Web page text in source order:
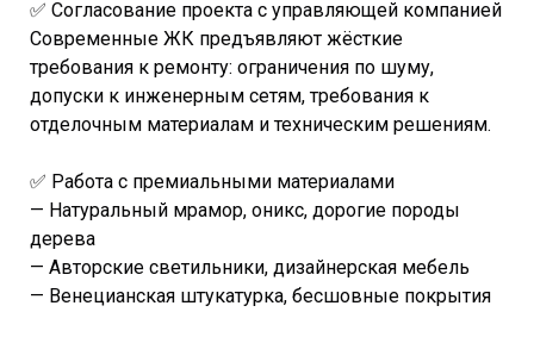
✅ Согласование проекта с управляющей компанией
Современные ЖК предъявляют жёсткие
требования к ремонту: ограничения по шуму,
допуски к инженерным сетям, требования к
отделочным материалам и техническим решениям.
✅ Работа с премиальными материалами
— Натуральный мрамор, оникс, дорогие породы
дерева
— Авторские светильники, дизайнерская мебель
— Венецианская штукатурка, бесшовные покрытия